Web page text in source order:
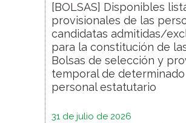
[BOLSAS] Disponibles
provisionales de las
candidatas admitidas/
para la constitución de
Bolsas de selección y
temporal de determinado
personal estatutario
31 de julio de 2026